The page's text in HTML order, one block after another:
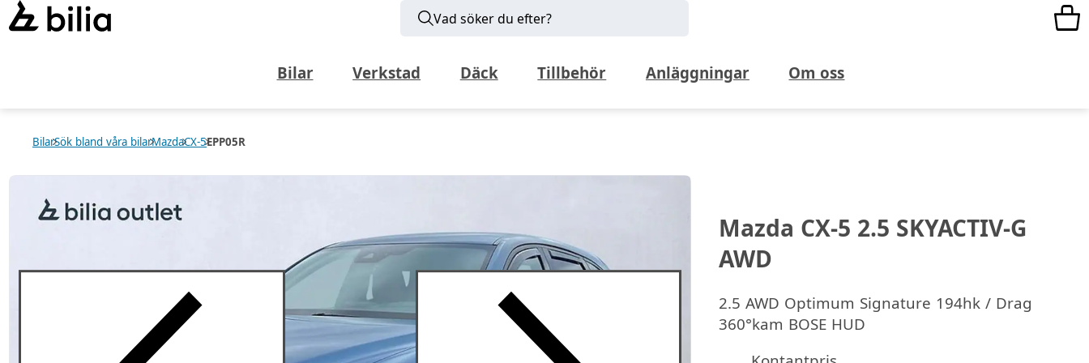
Vad söker du efter?
Bilar Verkstad Däck Tillbehör Anläggningar Om oss
BilarSök bland våra bilarMazdaCX-5EPP05R
Mazda CX-5 2.5 SKYACTIV-G
AWD
2.5 AWD Optimum Signature 194hk / Drag
360°kam BOSE HUD